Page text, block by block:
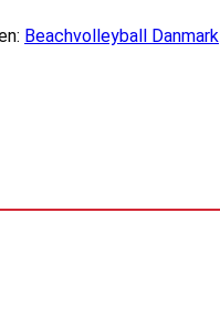
Beachvolleyball Danmark